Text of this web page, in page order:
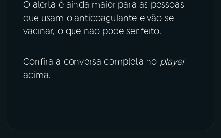
O alerta é ainda maior para as pessoas
que usam o anticoagulante e vão se
vacinar, o que não pode ser feito.
Confira a conversa completa no player
acima.